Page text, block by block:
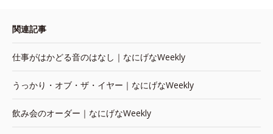
関連記事
仕事がはかどる音のはなし｜なにげなWeekly
うっかり・オブ・ザ・イヤー｜なにげなWeekly
飲み会のオーダー｜なにげなWeekly